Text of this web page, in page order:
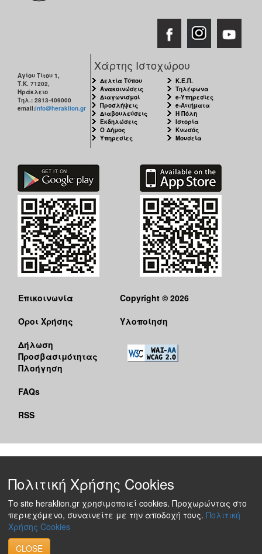
Αγίου Τίτου 1,
Τ.Κ. 71202,
Ηράκλειο
Τηλ.: 2813-409000
email:info@heraklion.gr
Χάρτης Ιστοχώρου
Δελτία Τύπου
Ανακοινώσεις
Διαγωνισμοί
Προσλήψεις
Διαβουλεύσεις
Εκδηλώσεις
Ο Δήμος
Υπηρεσίες
Κ.Ε.Π.
Τηλέφωνα
e-Υπηρεσίες
e-Αιτήματα
Η Πόλη
Ιστορία
Κνωσός
Μουσεία
Επικοινωνία
Όροι Χρήσης
Δήλωση
Προσβασιμότητας
Πλοήγηση
FAQs
RSS
Copyright © 2026
Υλοποίηση
Πολιτική Χρήσης Cookies
Το site heraklion.gr χρησιμοποιεί cookies. Προχωρώντας στο
περιεχόμενο, συναινείτε με την αποδοχή τους. Πολιτική
Χρήσης Cookies
CLOSE